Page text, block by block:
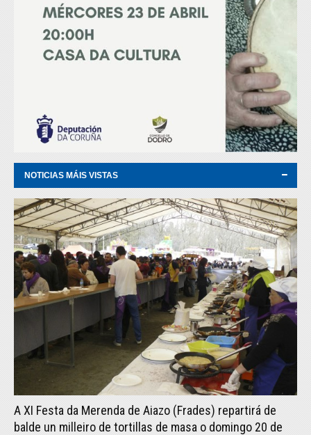
NOTICIAS MÁIS VISTAS
A XI Festa da Merenda de Aiazo (Frades) repartirá de
balde un milleiro de tortillas de masa o domingo 20 de